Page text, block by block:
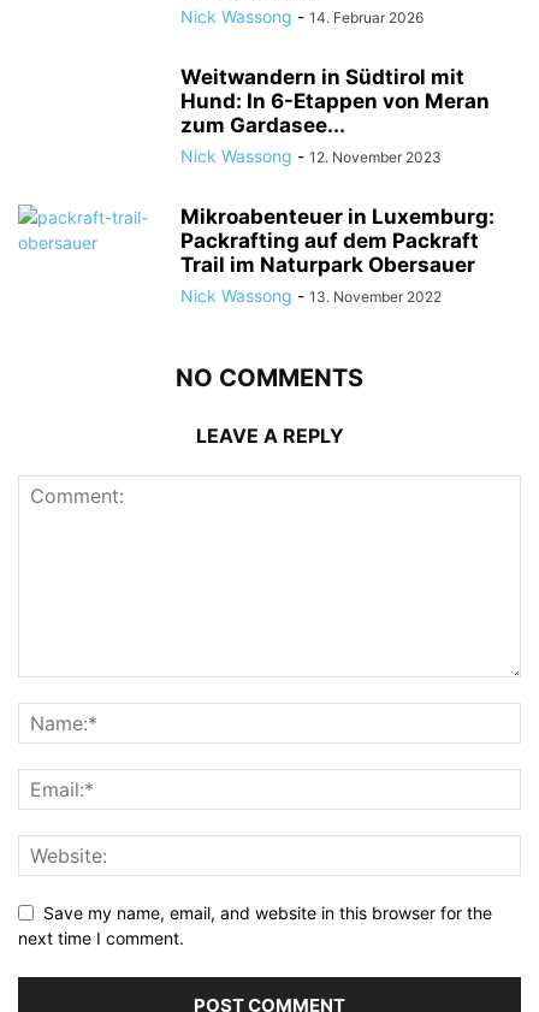
Nick Wassong - 14. Februar 2026
Weitwandern in Südtirol mit
Hund: In 6-Etappen von Meran
zum Gardasee...
Nick Wassong - 12. November 2023
Mikroabenteuer in Luxemburg:
Packrafting auf dem Packraft
Trail im Naturpark Obersauer
Nick Wassong - 13. November 2022
NO COMMENTS
LEAVE A REPLY
Save my name, email, and website in this browser for the
next time I comment.